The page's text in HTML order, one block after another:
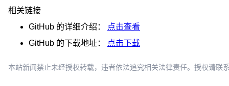
相关链接
GitHub 的详细介绍：
点击查看
GitHub 的下载地址： 点击下载
本站新闻禁止未经授权转载，违者依法追究相关法律责任。授权请联